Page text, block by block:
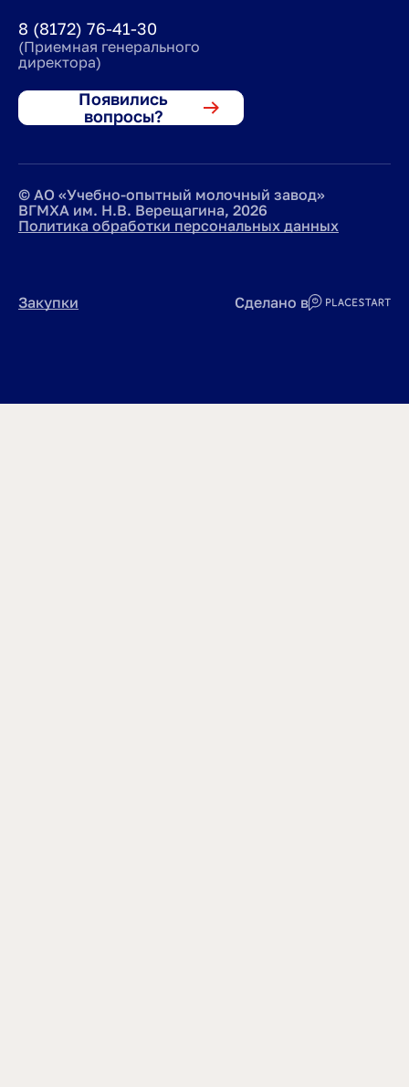
8 (8172) 76-41-30
(Приемная генерального
директора)
Появились
вопросы?
© АО «Учебно-опытный молочный завод»
ВГМХА им. Н.В. Верещагина, 2026
Политика обработки персональных данных
Закупки Сделано в